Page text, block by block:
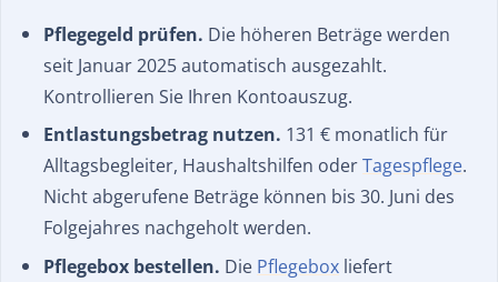
Pflegegeld prüfen. Die höheren Beträge werden
seit Januar 2025 automatisch ausgezahlt.
Kontrollieren Sie Ihren Kontoauszug.
Entlastungsbetrag nutzen. 131 € monatlich für
Alltagsbegleiter, Haushaltshilfen oderTagespflege.
Nicht abgerufene Beträge können bis 30. Juni des
Folgejahres nachgeholt werden.
Pflegebox bestellen. Die Pflegebox liefert